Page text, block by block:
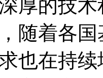
厚的技
随着各
也在持